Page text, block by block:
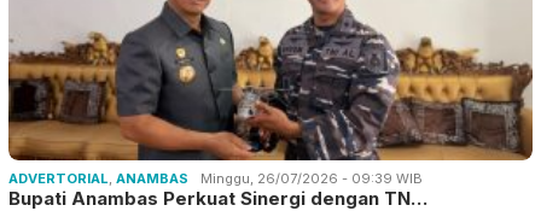
ADVERTORIAL ANAMBAS Minggu, 26/07/2026 - 09:39 WIB
Bupati Anambas Perkuat Sinergi dengan TN…